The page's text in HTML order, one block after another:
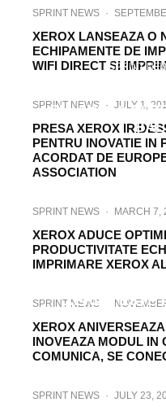
SPRINT NEWS ·
XEROX LANSEAZA O
ECHIPAMENTE DE
WIFI DIRECT SISPRINT
SI LANSEAZA
SPRINT NEWS · JULY 1,
PRESA XEROX
PENTRU INOVATIE IN
ACORDAT DE
ASSOCIATION
SPRINT NEWS · MARCH 7,
XEROX ADUCE
PRODUCTIVITATE
IMPRIMARE XEROX
XEROX ESTE
SPRINT NEWS
XEROX
INOVEAZA MODUL IN
COMUNICA, SE
SPRINT NEWS · JULY 23,